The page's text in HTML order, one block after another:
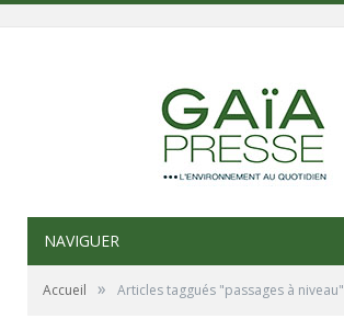
NAVIGUER
Accueil » Articles taggués "passages à niveau"